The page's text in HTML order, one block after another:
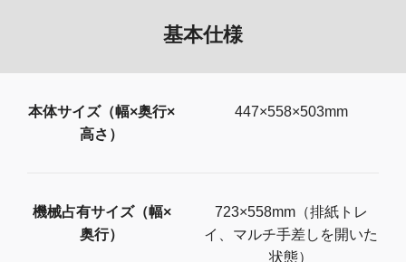
基本仕様
本体サイズ（幅×奥行×
高さ）
447×558×503mm
機械占有サイズ（幅×
奥行）
723×558mm（排紙トレ
イ、マルチ手差しを開いた
状態）